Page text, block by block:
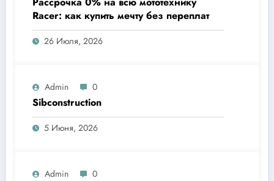
Racer: как купить мечту без переплат
26 Июля, 2026
Admin 0
Sibconstruction
5 Июня, 2026
Admin 0